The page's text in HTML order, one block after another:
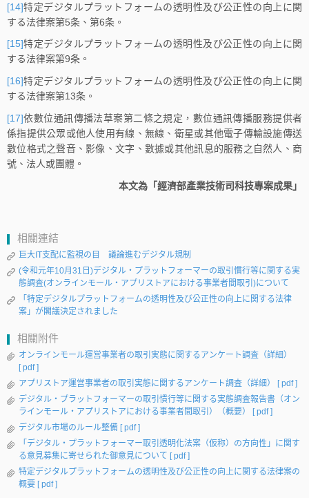
[14]特定デジタルプラットフォームの透明性及び公正性の向上に関
する法律案第5条、第6条。
[15]特定デジタルプラットフォームの透明性及び公正性の向上に関
する法律案第9条。
[16]特定デジタルプラットフォームの透明性及び公正性の向上に関
する法律案第13条。
[17]依數位通訊傳播法草案第二條之規定，數位通訊傳播服務提供者
係指提供公眾或他人使用有線、無線、衛星或其他電子傳輸設施傳送
數位格式之聲音、影像、文字、數據或其他訊息的服務之自然人、商
號、法人或團體。
本文為「經濟部產業技術司科技專案成果」
相關連結
巨大IT支配に監視の目 議論進むデジタル規制
(令和元年10月31日)デジタル・プラットフォーマーの取引慣行等に関する実
態調査(オンラインモール・アプリストアにおける事業者間取引)について
「特定デジタルプラットフォームの透明性及び公正性の向上に関する法律
案」が閣議決定されました
相關附件
オンラインモール運営事業者の取引実態に関するアンケート調査（詳細）
[ pdf ]
アプリストア運営事業者の取引実態に関するアンケート調査（詳細） [ pdf ]
デジタル・プラットフォーマーの取引慣行等に関する実態調査報告書（オン
ラインモール・アプリストアにおける事業者間取引）（概要） [ pdf ]
デジタル市場のルール整備 [ pdf ]
「デジタル・プラットフォーマー取引透明化法案（仮称）の方向性」に関す
る意見募集に寄せられた御意見について [ pdf ]
特定デジタルプラットフォームの透明性及び公正性の向上に関する法律案の
概要 [ pdf ]